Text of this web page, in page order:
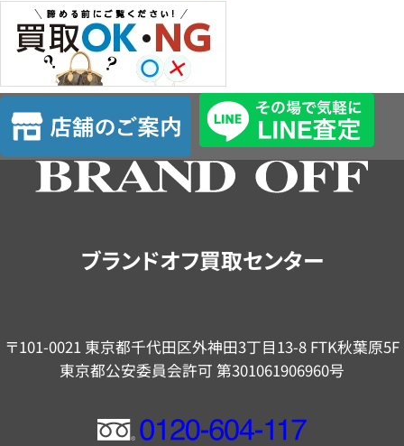
店
舗
の
ブランドオフ買取センター
〒101-0021 東京都千代田区外神田3丁目13-8 FTK秋葉原5F
東京都公安委員会許可 第301061906960号
フ